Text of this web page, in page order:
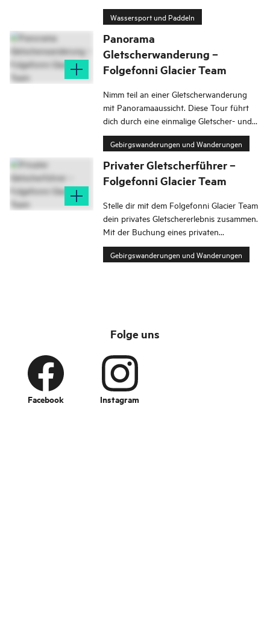
unvergessliches Erlebnis.
Wassersport und Paddeln
Panorama
Gletscherwanderung –
Folgefonni Glacier Team
Nimm teil an einer Gletscherwanderung
mit Panoramaaussicht. Diese Tour führt
dich durch eine einmalige Gletscher- und
Nationalpark Landschaft mit spannender
Natur- und Kulturgeschichte.
Gebirgswanderungen und Wanderungen
Privater Gletscherführer –
Folgefonni Glacier Team
Stelle dir mit dem Folgefonni Glacier Team
dein privates Gletschererlebnis zusammen.
Mit der Buchung eines privaten
Gletscherführers hast du volle Flexibilität
und der Ausflug wird deinen Wünschen
Gebirgswanderungen und Wanderungen
Folge uns
Facebook Instagram